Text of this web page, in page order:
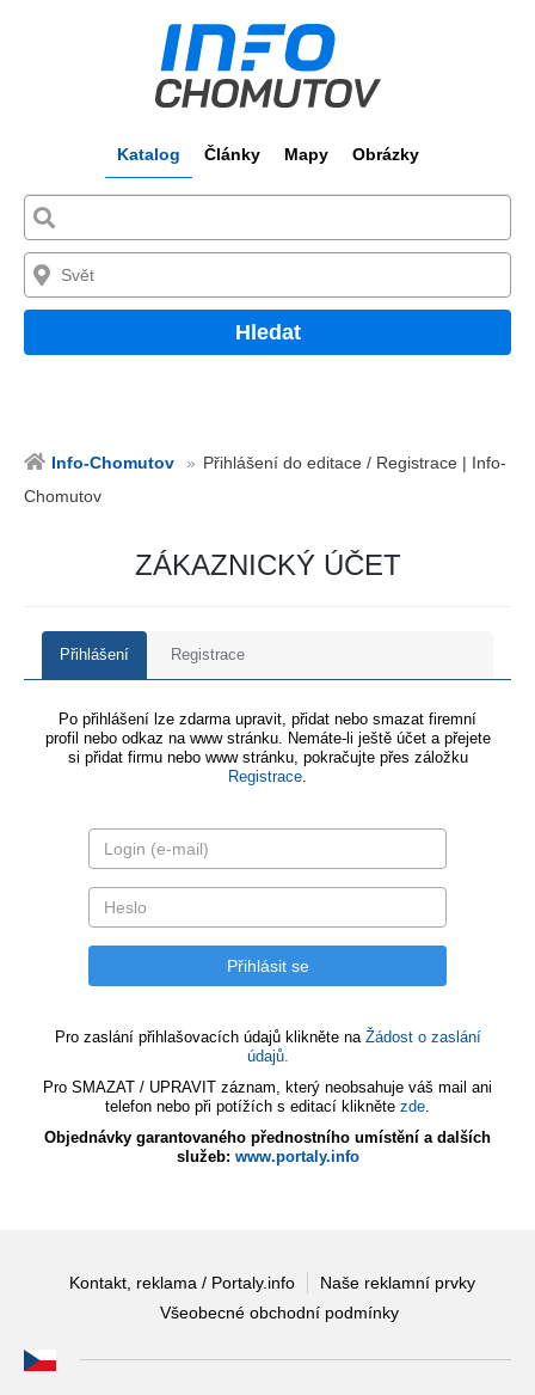
Katalog Články Mapy Obrázky
Hledat
Info-Chomutov
Přihlášení do editace / Registrace | Info-
Chomutov
ZÁKAZNICKÝ ÚČET
Přihlášení Registrace
Po přihlášení lze zdarma upravit, přidat nebo smazat firemní
profil nebo odkaz na www stránku. Nemáte-li ještě účet a přejete
si přidat firmu nebo www stránku, pokračujte přes záložku
Registrace.
Pro zaslání přihlašovacích údajů klikněte na Žádost o zaslání
údajů.
Pro SMAZAT / UPRAVIT záznam, který neobsahuje váš mail ani
telefon nebo při potížích s editací klikněte zde.
Objednávky garantovaného přednostního umístění a dalších
služeb: www.portaly.info
Kontakt, reklama / Portaly.info
Naše reklamní prvky
Všeobecné obchodní podmínky